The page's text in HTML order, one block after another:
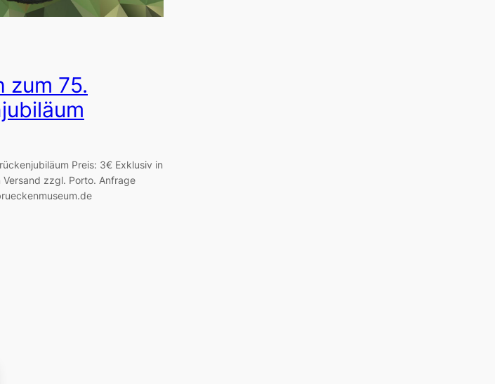
zum 75.
Preis: 3€ Exklusiv in
Versand zzgl. Porto. Anfrage